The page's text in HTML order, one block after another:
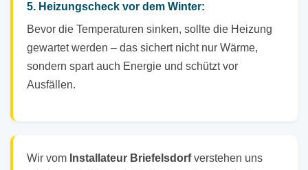
5. Heizungscheck vor dem Winter:
Bevor die Temperaturen sinken, sollte die Heizung
gewartet werden – das sichert nicht nur Wärme,
sondern spart auch Energie und schützt vor
Ausfällen.
Wir vom Installateur Briefelsdorfverstehen uns